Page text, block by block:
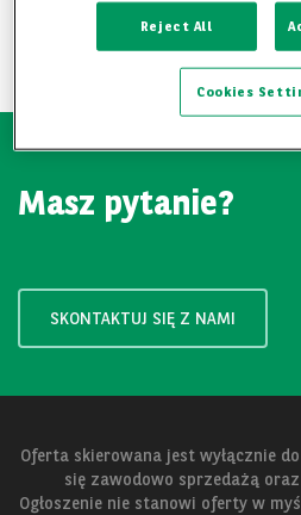
Masz pytanie?
SKONTAKTUJ SIĘ Z NAMI
Oferta skierowana jest wyłącznie
się zawodowo sprzedażą
Ogłoszenie nie stanowi oferty w
Reject All
Cookies